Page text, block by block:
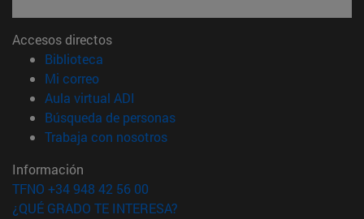
Accesos directos
Biblioteca
Mi correo(abre en nueva ventana)
Aula virtual ADI
Búsqueda de personas(abre en nueva ventana)
Trabaja con nosotros(abre en nueva ventana)
Información
TFNO +34 948 42 56 00
¿QUÉ GRADO TE INTERESA?